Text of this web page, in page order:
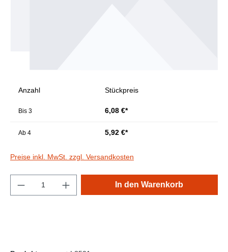
Anzahl Stückpreis
Bis 3 6,08 €*
Ab 4 5,92 €*
Preise inkl. MwSt. zzgl. Versandkosten
Produkt Anzahl: Gib den gewünschten
In den Warenkorb